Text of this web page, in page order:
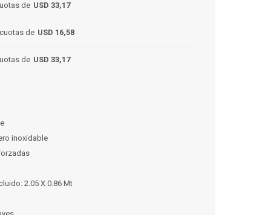
de USD 33,17
cuotas de USD 16,58
de USD 33,17
inoxidable
2.05 X 0.86 Mt